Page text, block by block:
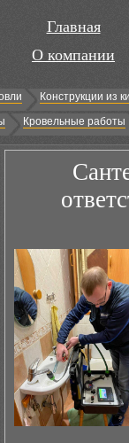
Главная
О компании
Конструкции из
Кровельные работы